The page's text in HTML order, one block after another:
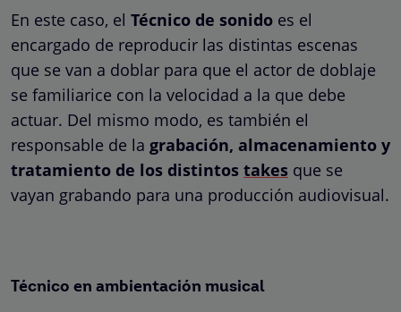
En este caso, el Técnico de sonido es el
encargado de reproducir las distintas escenas
que se van a doblar para que el actor de doblaje
se familiarice con la velocidad a la que debe
actuar. Del mismo modo, es también el
responsable de la grabación, almacenamiento y
tratamiento de los distintos takes que se
vayan grabando para una producción audiovisual.
Técnico en ambientación musical